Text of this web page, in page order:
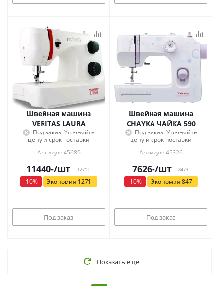
Швейная машина
VERITAS LAURA
Под заказ. Уточняйте
цену и срок поставки
Артикул: 45689
11440-/шт 12711-
-10% Экономия 1271-
Под заказ
Швейная машина
CHAYKA ЧАЙКА 590
Под заказ. Уточняйте
цену и срок поставки
Артикул: 45326
7626-/шт 8473-
-10% Экономия 847-
Под заказ
Показать еще